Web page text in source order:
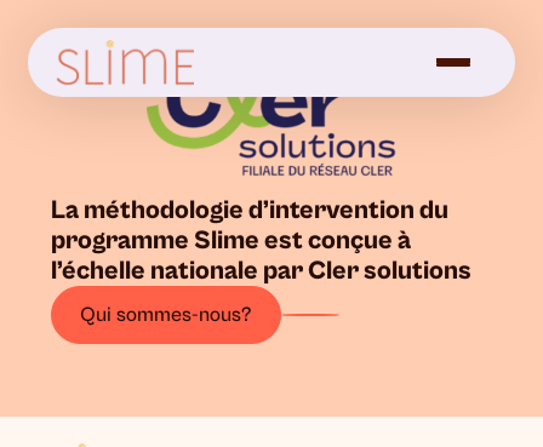
La méthodologie d’intervention du
programme Slime est conçue à
l’échelle nationale par Cler solutions
Qui sommes-nous?